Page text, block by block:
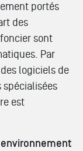
portés
des
sont
Par
logiciels de
est